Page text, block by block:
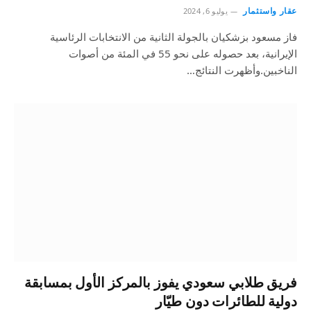
عقار واستثمار يوليو 6, 2024
فاز مسعود بزشكيان بالجولة الثانية من الانتخابات الرئاسية
الإيرانية، بعد حصوله على نحو 55 في المئة من أصوات
الناخبين.وأظهرت النتائج…
فريق طلابي سعودي يفوز بالمركز الأول بمسابقة
دولية للطائرات دون طيّار